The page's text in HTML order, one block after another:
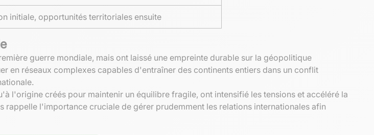
initiale, opportunités territoriales ensuite
guerre mondiale, mais ont laissé une empreinte durable sur la géopolitique
en réseaux complexes capables d'entraîner des continents entiers dans un conflit
l'origine créés pour maintenir un équilibre fragile, ont intensifié les tensions et accéléré la
l'importance cruciale de gérer prudemment les relations internationales afin